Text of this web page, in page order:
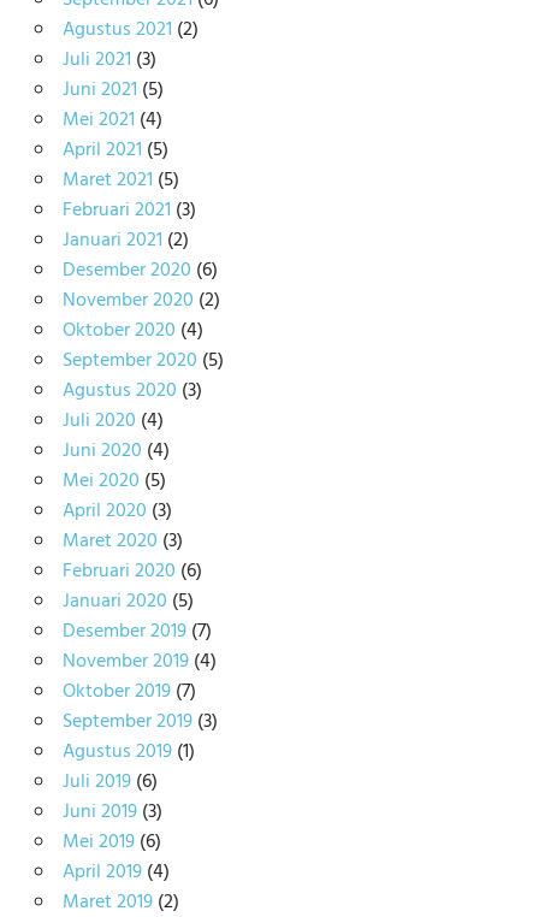
Agustus 2021 (2)
Juli 2021 (3)
Juni 2021 (5)
Mei 2021 (4)
April 2021 (5)
Maret 2021 (5)
Februari 2021 (3)
Januari 2021 (2)
Desember 2020 (6)
November 2020 (2)
Oktober 2020 (4)
September 2020 (5)
Agustus 2020 (3)
Juli 2020 (4)
Juni 2020 (4)
Mei 2020 (5)
April 2020 (3)
Maret 2020 (3)
Februari 2020 (6)
Januari 2020 (5)
Desember 2019(7)
November 2019(4)
Oktober 2019(7)
September 2019(3)
Agustus 2019(1)
Juli 2019(6)
Juni 2019(3)
Mei 2019(6)
April 2019(4)
Maret 2019(2)